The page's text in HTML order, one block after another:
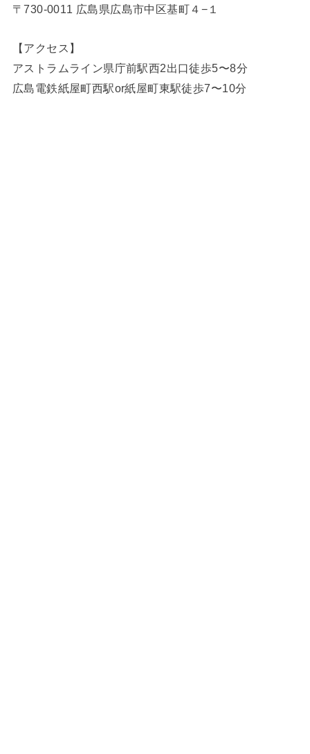
〒730-0011 広島県広島市中区基町４−１
【アクセス】
アストラムライン県庁前駅西2出口徒歩5〜8分
広島電鉄紙屋町西駅or紙屋町東駅徒歩7〜10分